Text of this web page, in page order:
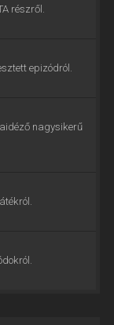
részről.
epizódról.
nagysikerű